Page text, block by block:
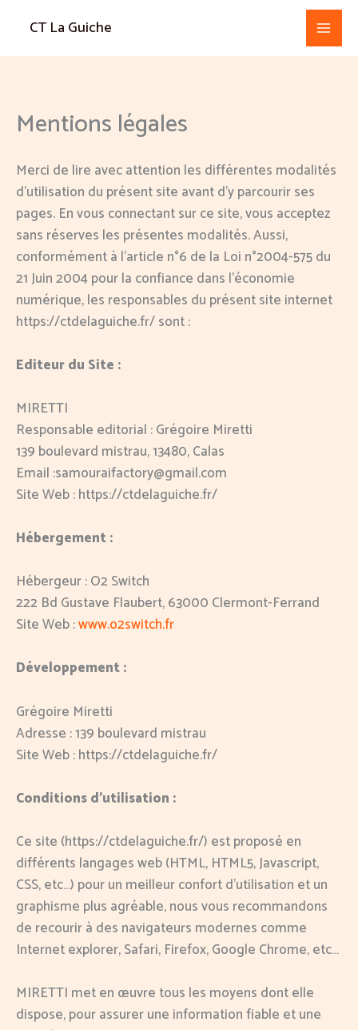
contenu
CT La Guiche
Mentions légales
Merci de lire avec attention les différentes modalités
d’utilisation du présent site avant d’y parcourir ses
pages. En vous connectant sur ce site, vous acceptez
sans réserves les présentes modalités. Aussi,
conformément à l’article n°6 de la Loi n°2004-575 du
21 Juin 2004 pour la confiance dans l’économie
numérique, les responsables du présent site internet
https://ctdelaguiche.fr/ sont :
Editeur du Site :
MIRETTI
Responsable editorial : Grégoire Miretti
139 boulevard mistrau, 13480, Calas
Email :samouraifactory@gmail.com
Site Web : https://ctdelaguiche.fr/
Hébergement :
Hébergeur : O2 Switch
222 Bd Gustave Flaubert, 63000 Clermont-Ferrand
Site Web :www.o2switch.fr
Développement:
Grégoire Miretti
Adresse : 139 boulevard mistrau
Site Web : https://ctdelaguiche.fr/
Conditions d’utilisation :
Ce site (https://ctdelaguiche.fr/) est proposé en
différents langages web (HTML, HTML5, Javascript,
CSS, etc…) pour un meilleur confort d’utilisation et un
graphisme plus agréable, nous vous recommandons
de recourir à des navigateurs modernes comme
Internet explorer, Safari, Firefox, Google Chrome, etc…
MIRETTI met en œuvre tous les moyens dont elle
dispose, pour assurer une information fiable et une